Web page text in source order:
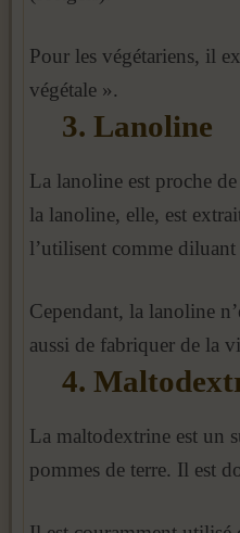
Pour les végétariens, il
végétale ».
3. Lanoline
La lanoline est proche
la lanoline, elle, est
l’utilisent comme
Cependant, la lanoline
aussi de fabriquer de la
4.
La maltodextrine est un
pommes de terre. Il est